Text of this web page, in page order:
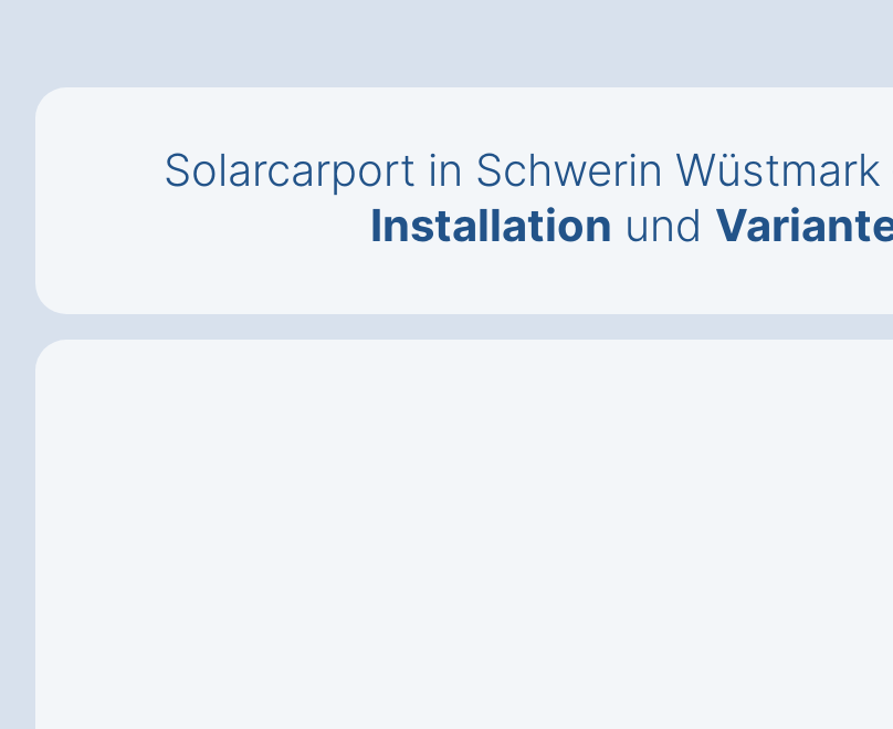
Solarcarport in Schwerin Wüstmark
Installation und